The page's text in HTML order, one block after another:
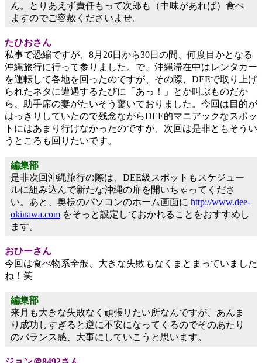
ん。とりあえず責任もって次郎も（中味があれば）食べ
ますのでご容赦くださいませ。
たひおさん
私事で恐縮ですが、8月26日から30日の間、何度目かとなる
沖縄旅行に行って参りました。で、沖縄滞在中はレンタカー
を運転して各地を回ったのですが、その際、DEEで取り上げ
られたネタに遭遇するたびに「あっ！」とか叫ぶものだか
ら、助手席の妻がたいそう驚いておりました。今回は目的が
はっきりしていたので残念ながらDEE的マニアックなスポッ
トにはあまり行けなかったのですが、次回は是非ともそうい
うところも回りたいです。
編集部
是非次回沖縄旅行の際は、DEE級スポットもスケジュー
ルに組み込んで新たな沖縄の扉を開いちゃってくださ
い。あと、奥様のパソコンのホーム画面に http://www.dee-
okinawa.com をそっと設定しておかれることをおすすめし
ます。
おひーさん
今回は食べ物系全般、大きな失敗もなくまとまっていました
ね！笑
編集部
来月も大きな失敗なく頑張りたい所なんですが、あんま
り成功しすぎると逆に不安になってくるのでそのあたり
のバランス感、大事にしていこうと思います。